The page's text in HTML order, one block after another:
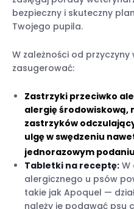
bezpieczny i skuteczny
Twojego pupila.
W zależności od
zasugerować:
Zastrzyki przeciwko
alergię środowiskową,
zastrzyków
ulgę w swędzeniu
jednorazowym podaniu
Tabletki na receptę: W
alergicznego u psów
takie jak Apoquel —
należy je podawać psu